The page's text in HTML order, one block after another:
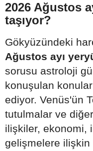
2026 Ağustos
taşıyor?
Gökyüzündeki
Ağustos ayı
sorusu astroloji
konuşulan
ediyor. Venüs'ün
tutulmalar ve
ilişkiler, ekonomi,
gelişmelere ilişkin